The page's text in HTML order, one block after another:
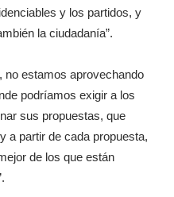
y los partidos, y
la ciudadanía”.
no estamos aprovechando
podríamos exigir a los
sus propuestas, que
a partir de cada propuesta,
de los que están